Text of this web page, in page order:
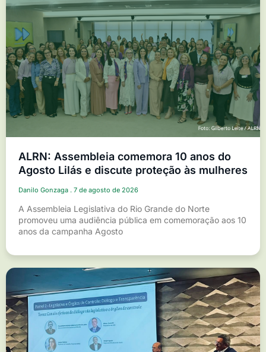
ALRN: Assembleia comemora 10 anos do
Agosto Lilás e discute proteção às mulheres
Danilo Gonzaga 7 de agosto de 2026
A Assembleia Legislativa do Rio Grande do Norte
promoveu uma audiência pública em comemoração aos 10
anos da campanha Agosto